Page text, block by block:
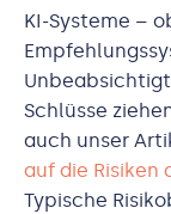
KI-Systeme –
Schlüsse
auch unser
auf die
Typische